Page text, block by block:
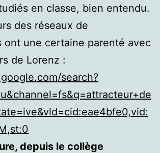
en classe, bien entendu.
des réseaux de
ont une certaine parenté avec
de Lorenz :
search?
depuis le collège